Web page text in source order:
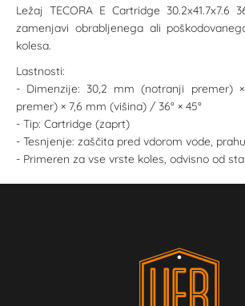
Ležaj TECORA E Cartridge 30.2x41.7x7.6
zamenjavi obrabljenega ali
kolesa.
Lastnosti:
- Dimenzije: 30,2 mm (notranji premer)
premer) × 7,6 mm (višina) / 36° × 45°
- Tip: Cartridge (zaprt)
- Tesnjenje: zaščita pred vdorom vode,
- Primeren za vse vrste koles, odvisno od